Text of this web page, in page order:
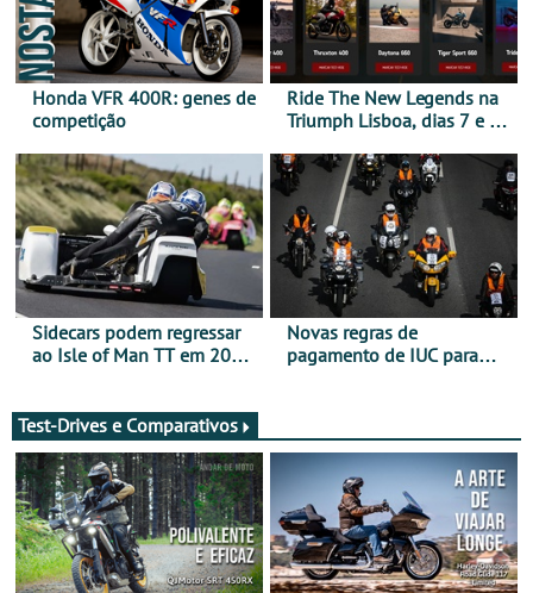
Honda VFR 400R: genes de
competição
Ride The New Legends na
Triumph Lisboa, dias 7 e 8
Sidecars podem regressar
ao Isle of Man TT em 2027
Novas regras de
pagamento de IUC para
Test-Drives e Comparativos